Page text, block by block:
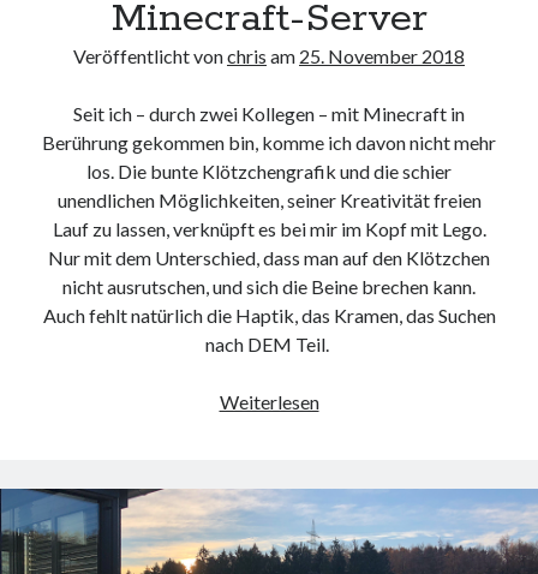
Minecraft-Server
Veröffentlicht vonchris am 25. November 2018
Seit ich – durch zwei Kollegen – mit Minecraft in
Berührung gekommen bin, komme ich davon nicht mehr
los. Die bunte Klötzchengrafik und die schier
unendlichen Möglichkeiten, seiner Kreativität freien
Lauf zu lassen, verknüpft es bei mir im Kopf mit Lego.
Nur mit dem Unterschied, dass man auf den Klötzchen
nicht ausrutschen, und sich die Beine brechen kann.
Auch fehlt natürlich die Haptik, das Kramen, das Suchen
nach DEM Teil.
WeiterlesenMinecraft-